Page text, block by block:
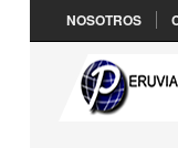
NOSOTROS